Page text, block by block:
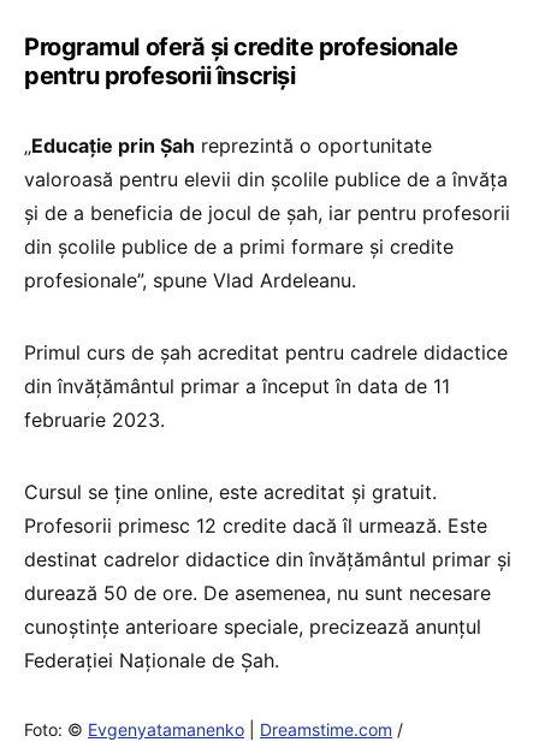
Programul oferă și credite profesionale
pentru profesorii înscriși
„Educație prin Șah reprezintă o oportunitate
valoroasă pentru elevii din școlile publice de a învăța
și de a beneficia de jocul de șah, iar pentru profesorii
din școlile publice de a primi formare și credite
profesionale”, spune Vlad Ardeleanu.
Primul curs de șah acreditat pentru cadrele didactice
din învățământul primar a început în data de 11
februarie 2023.
Cursul se ține online, este acreditat și gratuit.
Profesorii primesc 12 credite dacă îl urmează. Este
destinat cadrelor didactice din învățământul primar și
durează 50 de ore. De asemenea, nu sunt necesare
cunoștințe anterioare speciale, precizează anunțul
Federației Naționale de Șah.
Foto: © Evgenyatamanenko Dreamstime.com /